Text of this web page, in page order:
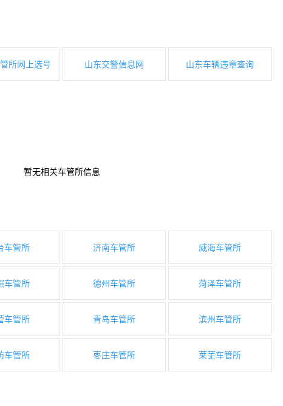
所网上选号 山东交警信息网 山东车辆违章查询
暂无相关车管所信息
车管所 济南车管所 威海车管所
车管所 德州车管所 菏泽车管所
车管所 青岛车管所 滨州车管所
车管所 枣庄车管所 莱芜车管所